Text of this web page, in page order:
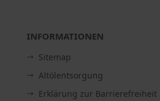
INFORMATIONEN
Sitemap
Altölentsorgung
Erklärung zur Barrierefreiheit